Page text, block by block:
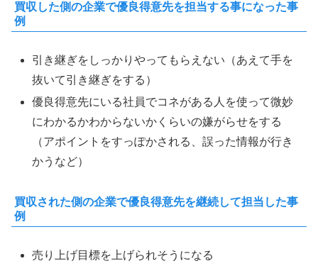
買収した側の企業で優良得意先を担当する事になった事
例
引き継ぎをしっかりやってもらえない（あえて手を
抜いて引き継ぎをする）
優良得意先にいる社員でコネがある人を使って微妙
にわかるかわからないかくらいの嫌がらせをする
（アポイントをすっぽかされる、誤った情報が行き
かうなど）
買収された側の企業で優良得意先を継続して担当した事
例
売り上げ目標を上げられそうになる